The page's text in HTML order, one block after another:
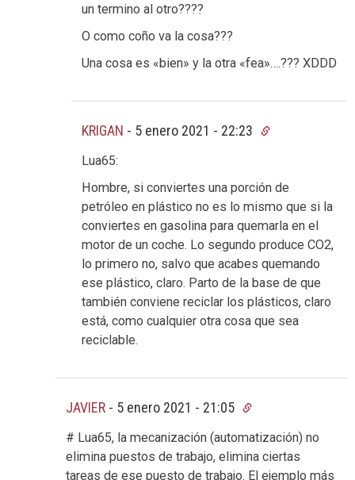
un termino al otro????
O como coño va la cosa???
Una cosa es «bien» y la otra «fea»….??? XDDD
KRIGAN - 5 enero 2021 - 22:23
Lua65:
Hombre, si conviertes una porción de
petróleo en plástico no es lo mismo que si la
conviertes en gasolina para quemarla en el
motor de un coche. Lo segundo produce CO2,
lo primero no, salvo que acabes quemando
ese plástico, claro. Parto de la base de que
también conviene reciclar los plásticos, claro
está, como cualquier otra cosa que sea
reciclable.
JAVIER - 5 enero 2021 - 21:05
# Lua65, la mecanización (automatización) no
elimina puestos de trabajo, elimina ciertas
tareas de ese puesto de trabajo. El ejemplo más